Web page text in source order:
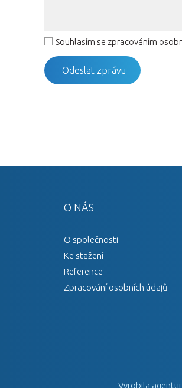
Souhlasím se zpracováním
O NÁS
O společnosti
Ke stažení
Reference
Zpracování osobních údajů
Vyrobila